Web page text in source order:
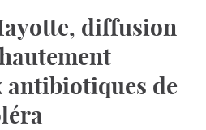
diffusion
antibiotiques de